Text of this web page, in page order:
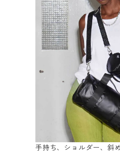
手持ち、ショルダー、斜